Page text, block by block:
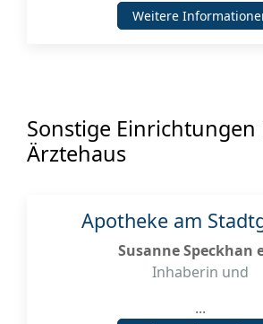
Weitere
Sonstige Einrichtungen
Ärztehaus
Apotheke am
Susanne Speckhan
Inhaberin und
...